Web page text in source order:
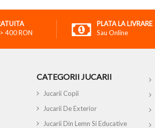
400 RON
PLATA LA LIVRARE
Sau Online
CATEGORII JUCARII
Jucarii Copii
Jucarii De Exterior
Jucarii Din Lemn Si Educative